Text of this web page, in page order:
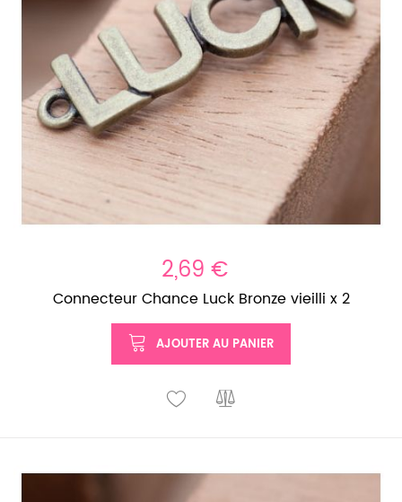
2,69 €
Connecteur Chance Luck Bronze vieilli x 2
AJOUTER AU PANIER